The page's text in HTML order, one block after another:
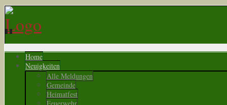
Home
Neuigkeiten
Alle Meldungen
Gemeinde
Heimatfest